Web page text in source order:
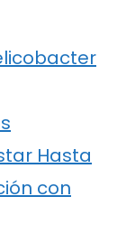
Hasta
con